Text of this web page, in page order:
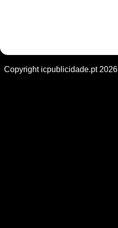
Copyright icpublicidade.pt 2026